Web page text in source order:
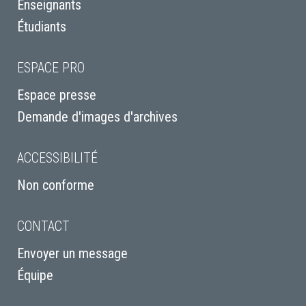
Enseignants
Étudiants
ESPACE PRO
Espace presse
Demande d'images d'archives
ACCESSIBILITÉ
Non conforme
CONTACT
Envoyer un message
Équipe